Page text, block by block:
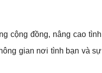
cộng đồng, nâng cao tình
gian nơi tình bạn và sự